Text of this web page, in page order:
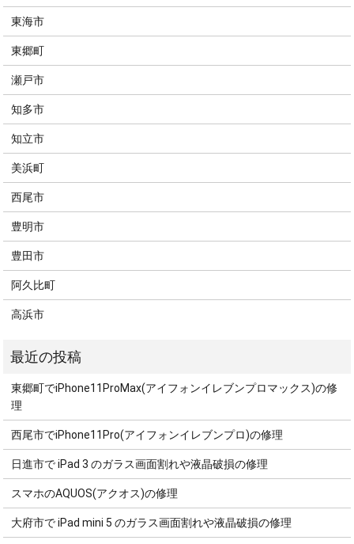
東海市
東郷町
瀬戸市
知多市
知立市
美浜町
西尾市
豊明市
豊田市
阿久比町
高浜市
東郷町でiPhone11ProMax(アイフォンイレブンプロマックス)の修
理
西尾市でiPhone11Pro(アイフォンイレブンプロ)の修理
日進市で iPad 3 のガラス画面割れや液晶破損の修理
スマホのAQUOS(アクオス)の修理
大府市で iPad mini 5 のガラス画面割れや液晶破損の修理